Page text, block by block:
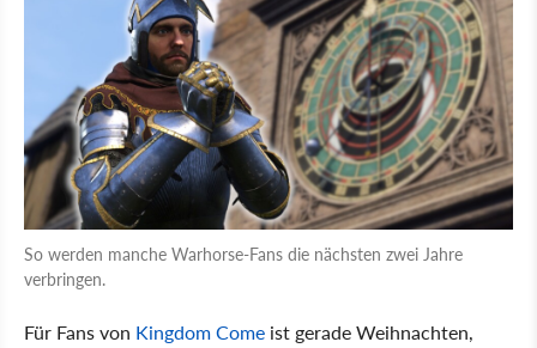
So werden manche Warhorse-Fans die nächsten zwei Jahre
verbringen.
Für Fans von Kingdom Come ist gerade Weihnachten,